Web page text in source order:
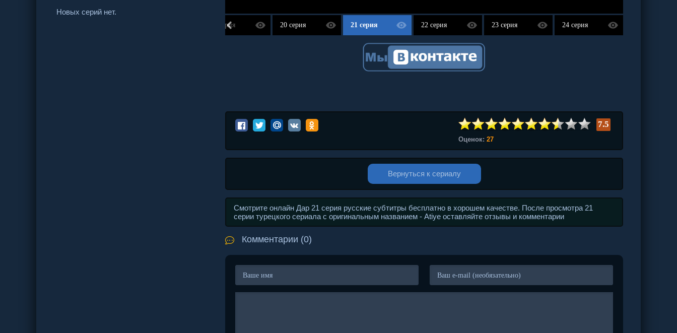
Новых серий нет.
19 серия 20 серия 21 серия 22 серия 23 серия 24 серия
7.5
Оценок: 27
Вернуться к сериалу
Смотрите онлайн Дар 21 серия русские субтитры бесплатно в хорошем качестве. После просмотра 21
серии турецкого сериала с оригинальным названием - Atiye оставляйте отзывы и комментарии
Комментарии (0)